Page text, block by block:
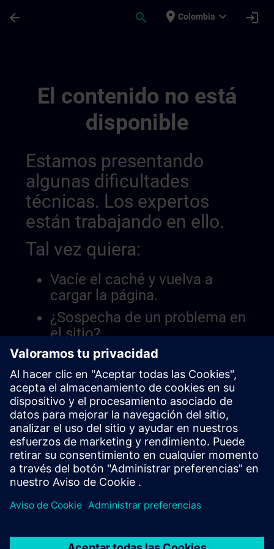
arrow_back search place Colombia expand_more login
El contenido no está
disponible
Estamos presentando
algunas dificultades
técnicas. Los expertos
están trabajando en ello.
Tal vez quiera:
Vacíe el caché y vuelva a
cargar la página.
¿Sospecha de un problema en
el sitio?